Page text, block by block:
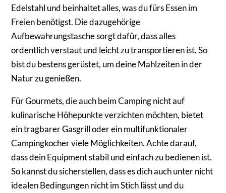
Edelstahl und beinhaltet alles, was du fürs Essen im
Freien benötigst. Die dazugehörige
Aufbewahrungstasche sorgt dafür, dass alles
ordentlich verstaut und leicht zu transportieren ist. So
bist du bestens gerüstet, um deine Mahlzeiten in der
Natur zu genießen.
Für Gourmets, die auch beim Camping nicht auf
kulinarische Höhepunkte verzichten möchten, bietet
ein tragbarer Gasgrill oder ein multifunktionaler
Campingkocher viele Möglichkeiten. Achte darauf,
dass dein Equipment stabil und einfach zu bedienen ist.
So kannst du sicherstellen, dass es dich auch unter nicht
idealen Bedingungen nicht im Stich lässt und du